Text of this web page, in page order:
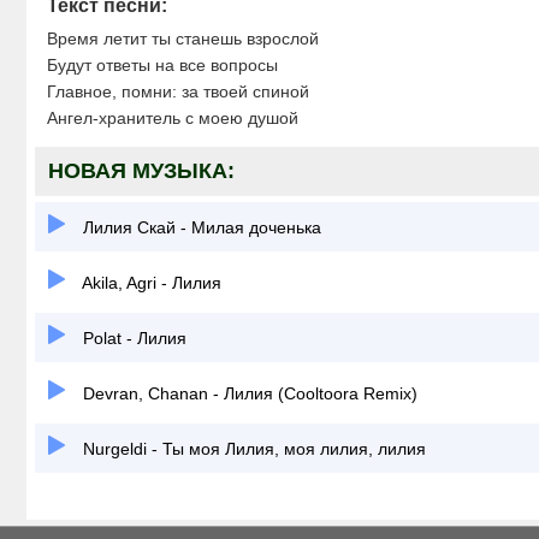
Текст песни:
Время летит ты станешь взрослой
Будут ответы на все вопросы
Главное, помни: за твоей спиной
Ангел-хранитель с моею душой
НОВАЯ МУЗЫКА:
Лилия Скай - Милая доченька
Akila, Agri - Лилия
Polat - Лилия
Devran, Chanan - Лилия (Cooltoora Remix)
Nurgeldi - Ты моя Лилия, моя лилия, лилия